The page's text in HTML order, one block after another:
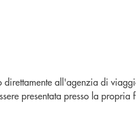
all'agenzia di
presentata presso la